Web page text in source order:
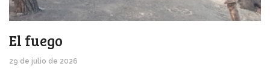
El fuego
29 de julio de 2026